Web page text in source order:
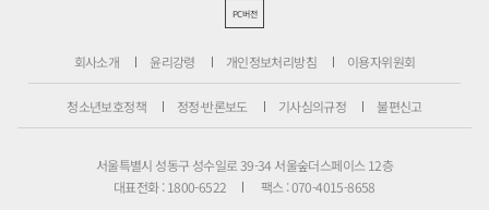
PC버전
회사소개 윤리강령 개인정보처리방침 이용자위원회
청소년보호정책 정정·반론보도 기사심의규정 불편신고
서울특별시 성동구 성수일로 39-34 서울숲더스페이스 12층
대표전화 : 1800-6522
팩스 : 070-4015-8658